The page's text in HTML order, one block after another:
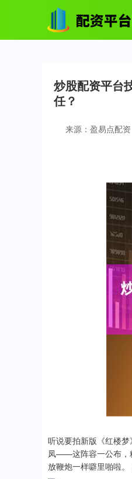
炒股配资平台
任？
来源：盈易点配资
听说要拍新版《红楼
凤——这阵容一公布，
放鞭炮一样噼里啪啦